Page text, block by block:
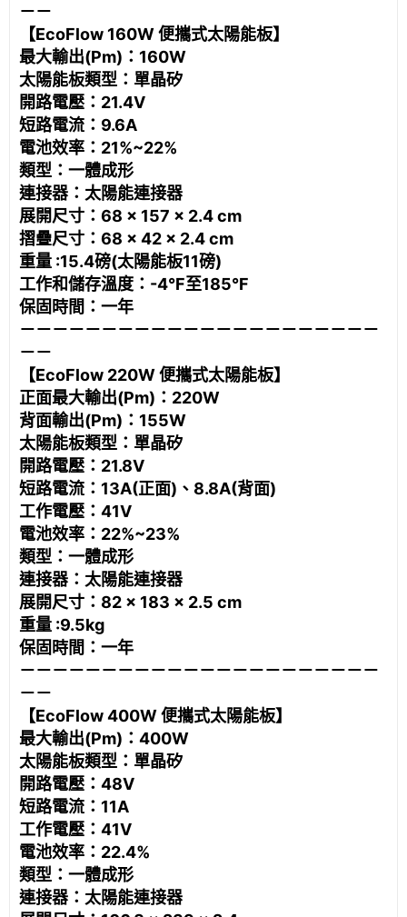
－－
【EcoFlow 160W 便攜式太陽能板】
最大輸出(Pm)：160W
太陽能板類型：單晶矽
開路電壓：21.4V
短路電流：9.6A
電池效率：21%~22%
類型：一體成形
連接器：太陽能連接器
展開尺寸：68 × 157 × 2.4 cm
摺疊尺寸：68 × 42 × 2.4 cm
重量 :15.4磅(太陽能板11磅)
工作和儲存溫度：-4°F至185°F
保固時間：一年
－－－－－－－－－－－－－－－－－－－－－－
－－
【EcoFlow 220W 便攜式太陽能板】
正面最大輸出(Pm)：220W
背面輸出(Pm)：155W
太陽能板類型：單晶矽
開路電壓：21.8V
短路電流：13A(正面)、8.8A(背面)
工作電壓：41V
電池效率：22%~23%
類型：一體成形
連接器：太陽能連接器
展開尺寸：82 × 183 × 2.5 cm
重量 :9.5kg
保固時間：一年
－－－－－－－－－－－－－－－－－－－－－－
－－
【EcoFlow 400W 便攜式太陽能板】
最大輸出(Pm)：400W
太陽能板類型：單晶矽
開路電壓：48V
短路電流：11A
工作電壓：41V
電池效率：22.4%
類型：一體成形
連接器：太陽能連接器